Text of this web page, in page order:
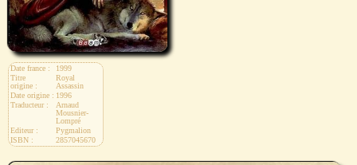
Date france :
1999
Titre
origine :
Royal
Assassin
Date origine : 1996
Traducteur :
Arnaud
Mousnier-
Lompré
Editeur :
Pygmalion
ISBN :
2857045670